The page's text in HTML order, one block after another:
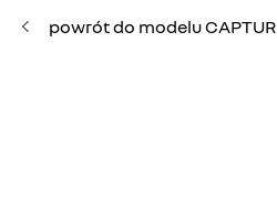
powrót do modelu CAPTUR